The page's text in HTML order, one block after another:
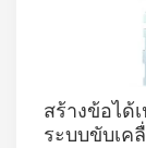
สร้างข้อได้
ระบบขับเค